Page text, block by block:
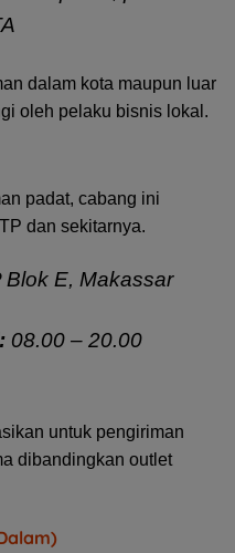
dalam kota maupun luar
oleh pelaku bisnis lokal.
padat, cabang ini
dan sekitarnya.
E, Makassar
08.00 – 20.00
untuk pengiriman
dibandingkan outlet